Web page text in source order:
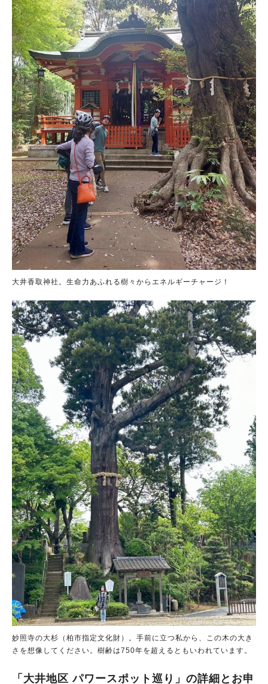
大井香取神社。生命力あふれる樹々からエネルギーチャージ！
妙照寺の大杉（柏市指定文化財）。手前に立つ私から、この木の大き
さを想像してください。樹齢は750年を超えるともいわれています。
「大井地区 パワースポット巡り」の詳細とお申